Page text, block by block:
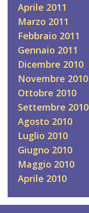
Aprile 2011
Marzo 2011
Febbraio 2011
Gennaio 2011
Dicembre 2010
Novembre 2010
Ottobre 2010
Settembre 2010
Agosto 2010
Luglio 2010
Giugno 2010
Maggio 2010
Aprile 2010